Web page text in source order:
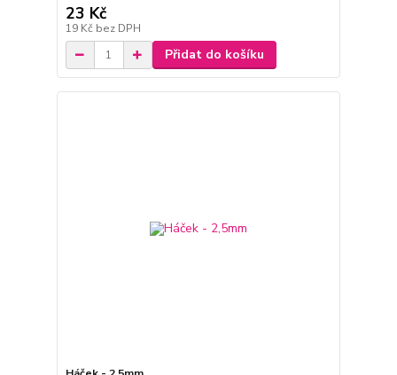
23 Kč
19 Kč bez DPH
Přidat do košíku